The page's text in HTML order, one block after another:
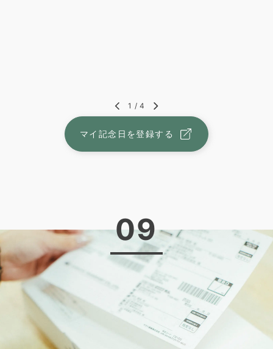
1 / 4
マイ記念日を登録する
09